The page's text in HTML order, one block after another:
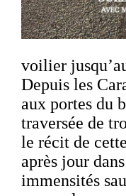
voilier
Depuis les
aux portes du
traversée de
le récit de
après jour
immensités